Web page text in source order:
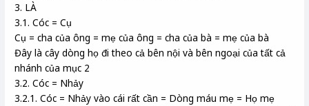
3. LÀ
3.1. Cóc = Cụ
Cụ = cha của ông = mẹ của ông = cha của bà = mẹ của bà
Đây là cây dòng họ đi theo cả bên nội và bên ngoại của tất cả
nhánh của mục 2
3.2. Cóc = Nhảy
3.2.1. Cóc = Nhảy vào cái rất cần = Dòng máu mẹ = Họ mẹ